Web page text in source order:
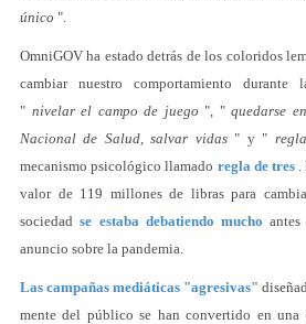
único ".
OmniGOV ha estado detrás de los coloridos
cambiar nuestro comportamiento durante
" nivelar el campo de juego ", "quedarse
Nacional de Salud, salvar vidas" y "
mecanismo psicológico llamado regla de tres.
valor de 119 millones de libras para
sociedadse estaba debatiendo mucho
anuncio sobre la pandemia.
Las campañas mediáticas "agresivas"
mente del público se han convertido en una